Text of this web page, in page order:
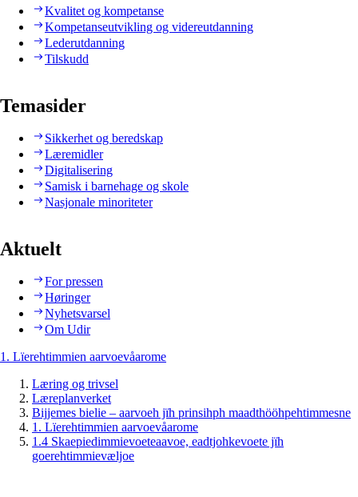
Kvalitet og kompetanse
Kompetanseutvikling og videreutdanning
Lederutdanning
Tilskudd
Temasider
Sikkerhet og beredskap
Læremidler
Digitalisering
Samisk i barnehage og skole
Nasjonale minoriteter
Aktuelt
For pressen
Høringer
Nyhetsvarsel
Om Udir
1. Lïerehtimmien aarvoevåarome
Læring og trivsel
Læreplanverket
Bijjemes bielie – aarvoeh jïh prinsihph maadthööhpehtimmesne
1. Lïerehtimmien aarvoevåarome
1.4 Skaepiedimmievoeteaavoe, eadtjohkevoete jïh
goerehtimmievæljoe